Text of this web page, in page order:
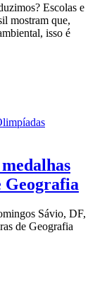
Escolas e
mostram que,
isso é
Geografia
Sávio, DF,
de Geografia